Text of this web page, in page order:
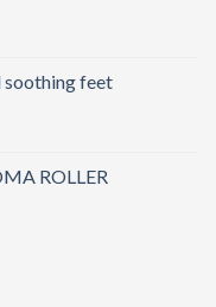
soothing feet
ROLLER